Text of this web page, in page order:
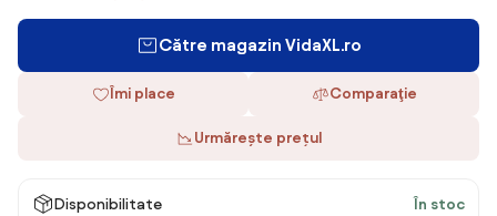
Către magazin VidaXL.ro
Îmi place Comparaţie
Urmărește prețul
Disponibilitate În stoc